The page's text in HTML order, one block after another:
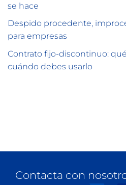
se hace
Despido procedente,
para empresas
Contrato fijo-discontinuo:
cuándo debes usarlo
Contacta con